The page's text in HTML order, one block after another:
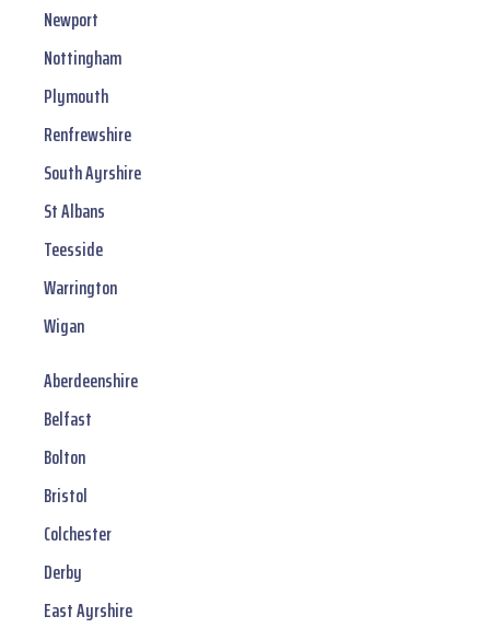
Newport
Nottingham
Plymouth
Renfrewshire
South Ayrshire
St Albans
Teesside
Warrington
Wigan
Aberdeenshire
Belfast
Bolton
Bristol
Colchester
Derby
East Ayrshire